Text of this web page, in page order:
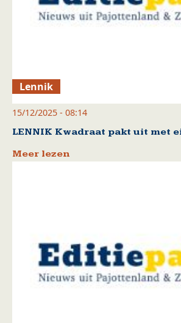
Lennik
15/12/2025 - 08:14
LENNIK Kwadraat pakt uit met
Meer lezen